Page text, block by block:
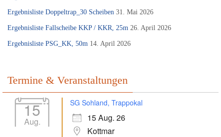
Ergebnisliste Doppeltrap_30 Scheiben 31. Mai 2026
Ergebnisliste Fallscheibe KKP / KKR, 25m 26. April 2026
Ergebnisliste PSG_KK, 50m 14. April 2026
Termine & Veranstaltungen
15
Aug.
SG Sohland, Trappokal
15 Aug. 26
Kottmar